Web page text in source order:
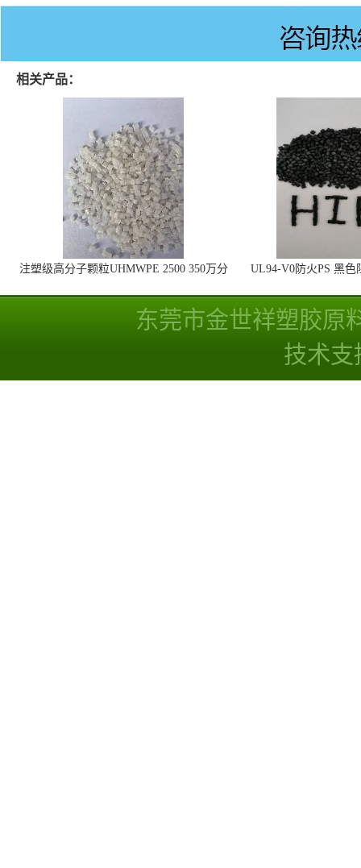
注塑级高分子颗粒UHMWPE 2500 350万分
子量 高耐磨 耐化学
UL94-V0防火PS 黑
线
东莞市金世祥塑胶原
技术